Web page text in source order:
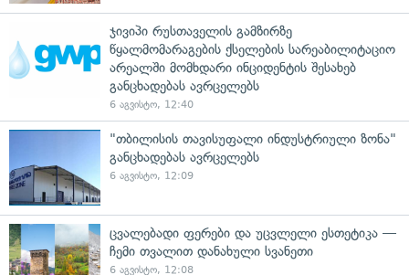
ჯივიპი რუსთაველის გამზირზე
წყალმომარაგების ქსელების სარეაბილიტაციო
არეალში მომხდარი ინციდენტის შესახებ
განცხადებას ავრცელებს
6 აგვისტო, 12:40
"თბილისის თავისუფალი ინდუსტრიული ზონა"
განცხადებას ავრცელებს
6 აგვისტო, 12:09
ცვალებადი ფერები და უცვლელი ესთეტიკა —
ჩემი თვალით დანახული სვანეთი
6 აგვისტო, 12:08